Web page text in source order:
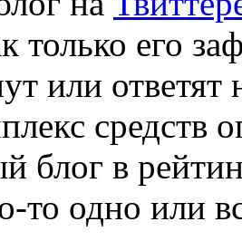
только его
или
средств
блог в
то одно или